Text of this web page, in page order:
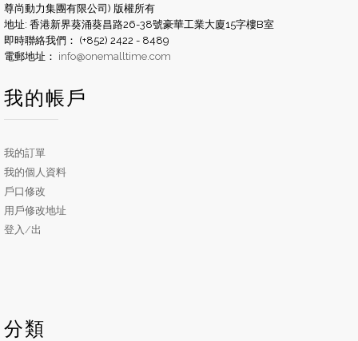
尊尚動力集團有限公司) 版權所有
地址: 香港新界葵涌葵昌路26-38號豪華工業大廈15字樓B室
即時聯絡我們： (+852) 2422 - 8489
電郵地址： info@onemalltime.com
我的帳戶
我的訂單
我的個人資料
戶口修改
用戶修改地址
登入/出
分類